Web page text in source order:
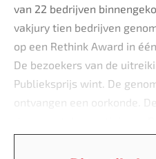
van 22 bedrijven
vakjury tien bedrijven
op een Rethink Award in
De bezoekers van de
Publieksprijs wint. De
ontvangen een oorkonde.